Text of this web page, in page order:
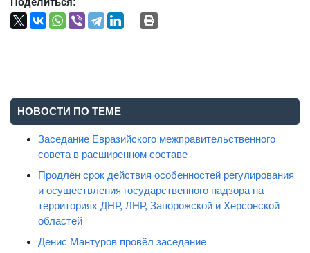
НОВОСТИ ПО ТЕМЕ
Заседание Евразийского межправительственного
совета в расширенном составе
Продлён срок действия особенностей регулирования
и осуществления государственного надзора на
территориях ДНР, ЛНР, Запорожской и Херсонской
областей
Денис Мантуров провёл заседание